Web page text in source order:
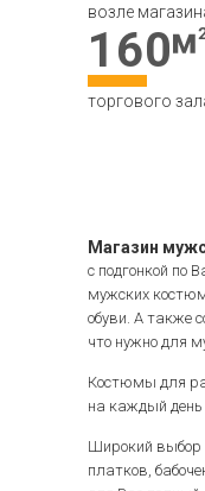
с подгонкой по
мужских
обуви. А также
что нужно для
Костюмы для
на каждый день
Широкий выбор
платков,
возле
160
торгового
Магазин